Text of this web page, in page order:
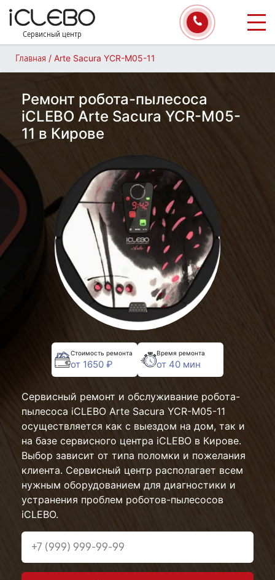
Сервисный центр
Главная / Arte Sacura YCR-M05-11
Ремонт робота-пылесоса
iCLEBO Arte Sacura YCR-M05-
11 в Кирове
Стоимость ремонта
от 1650 ₽
Время ремонта
от 40 мин
Сервисный ремонт и обслуживание робота-
пылесоса iCLEBO Arte Sacura YCR-M05-11
осуществляется как с выездом на дом, так и
на базе сервисного центра iCLEBO в Кирове.
Выбор зависит от типа поломки и пожелания
клиента. Сервисный центр располагает всем
нужным оборудованием для диагностики и
устранения проблем роботов-пылесосов
iCLEBO.